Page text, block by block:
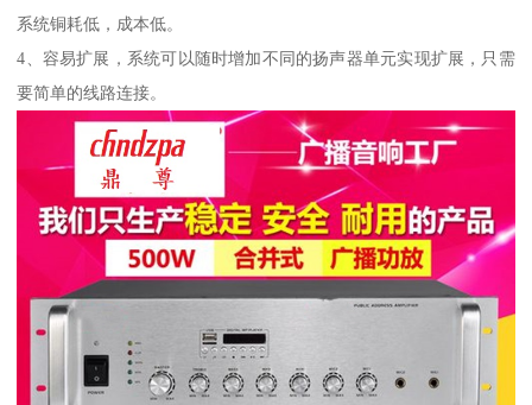
系统铜耗低，成本低。
4、容易扩展，系统可以随时增加不同的扬声器单元实现扩展，只需
要简单的线路连接。